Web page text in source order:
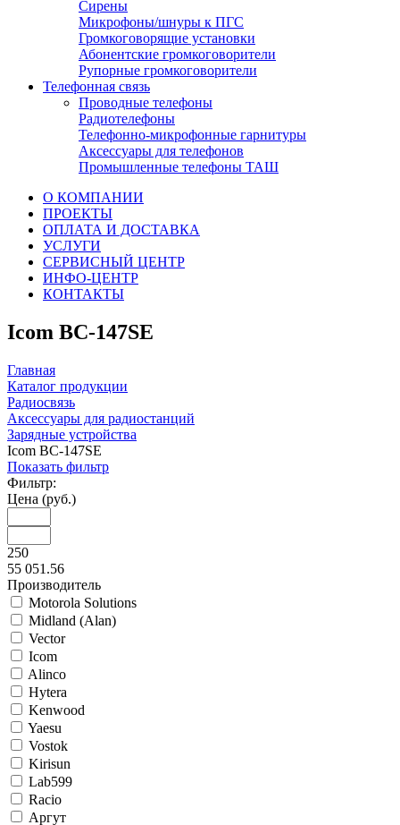
Сирены
Микрофоны/шнуры к ПГС
Громкоговорящие установки
Абонентские громкоговорители
Рупорные громкоговорители
Телефонная связь
Проводные телефоны
Радиотелефоны
Телефонно-микрофонные гарнитуры
Аксессуары для телефонов
Промышленные телефоны ТАШ
О КОМПАНИИ
ПРОЕКТЫ
ОПЛАТА И ДОСТАВКА
УСЛУГИ
СЕРВИСНЫЙ ЦЕНТР
ИНФО-ЦЕНТР
КОНТАКТЫ
Icom BC-147SE
Главная
Каталог продукции
Радиосвязь
Аксессуары для радиостанций
Зарядные устройства
Icom BC-147SE
Показать фильтр
Фильтр:
Цена (руб.)
250
55 051.56
Производитель
Motorola Solutions
Midland (Alan)
Vector
Icom
Alinco
Hytera
Kenwood
Yaesu
Vostok
Kirisun
Lab599
Racio
Аргут